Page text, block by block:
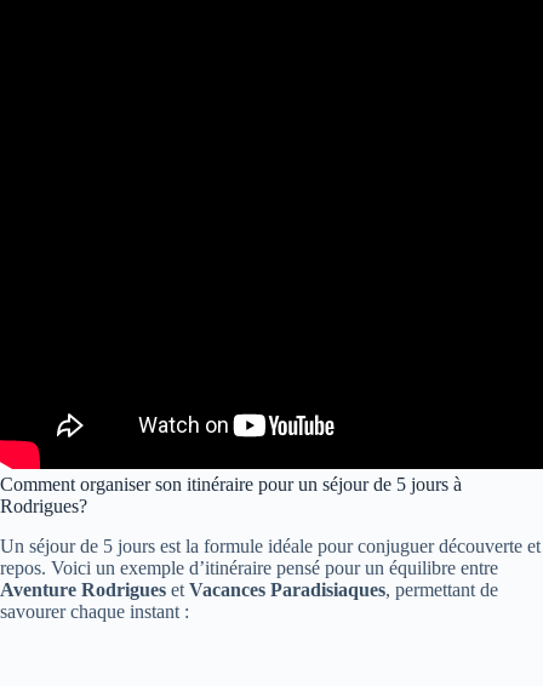
Comment organiser son itinéraire pour un séjour de 5 jours à
Rodrigues?
Un séjour de 5 jours est la formule idéale pour conjuguer découverte et
repos. Voici un exemple d’itinéraire pensé pour un équilibre entre
Aventure Rodrigues et Vacances Paradisiaques, permettant de
savourer chaque instant :